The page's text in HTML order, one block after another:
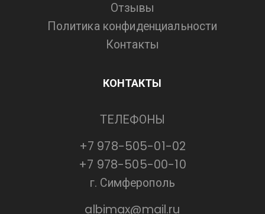
Отзывы
Политика конфиденциальности
Контакты
КОНТАКТЫ
ТЕЛЕФОНЫ
+7 978-505-01-02
+7 978-505-00-10
г. Симферополь
albimax@mail.ru